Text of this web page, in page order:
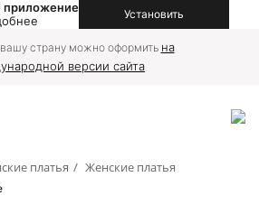
приложение
Установить
страну можно оформить на
версии сайта
платья / Женские платья